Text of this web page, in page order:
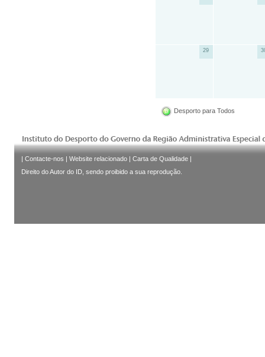
29
Desporto para Todos
| Contacte-nos | Website relacionado | Carta de Qualidade |
Direito do Autor do ID, sendo proibido a sua reprodução.